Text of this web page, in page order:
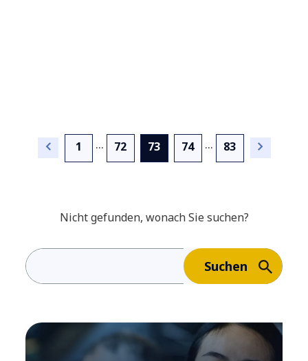
Kann eine Configuration
Management Datenbank
agile Umgebungen
unterstützen?
1 ... 72 73(current)
74 ... 83
Nicht gefunden, wonach Sie suchen?
Suchen